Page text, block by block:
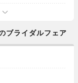
ライダルフェア